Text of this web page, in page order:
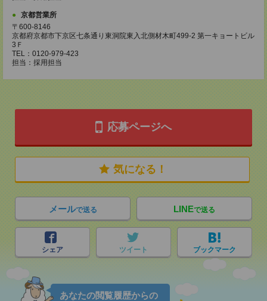
京都営業所
〒600-8146
京都府京都市下京区七条通り東洞院東入北側材木町499-2 第一キョートビル
3Ｆ
TEL：0120-979-423
担当：採用担当
応募ページへ
気になる！
メールで送る LINEで送る
シェア ツイート ブックマーク
あなたの閲覧履歴からの